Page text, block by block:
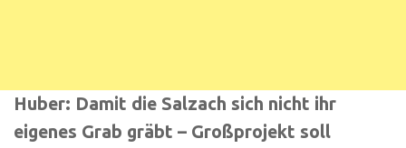
Huber: Damit die Salzach sich nicht ihr
eigenes Grab gräbt – Großprojekt soll